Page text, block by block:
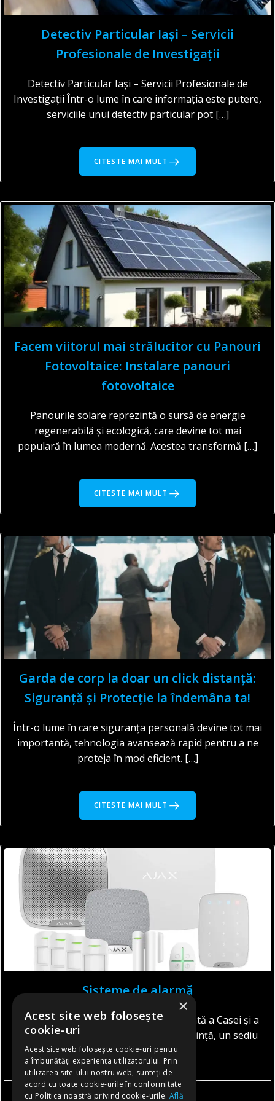
Detectiv Particular Iași – Servicii
Profesionale de Investigații
Detectiv Particular Iași – Servicii Profesionale de
Investigații Într-o lume în care informația este putere,
serviciile unui detectiv particular pot […]
CITESTE MAI MULT
Facem viitorul mai strălucitor cu Panouri
Fotovoltaice: Instalare panouri
fotovoltaice
Panourile solare reprezintă o sursă de energie
regenerabilă și ecologică, care devine tot mai
populară în lumea modernă. Acestea transformă […]
CITESTE MAI MULT
Garda de corp la doar un click distanță:
Siguranță și Protecție la îndemâna ta!
Într-o lume în care siguranța personală devine tot mai
importantă, tehnologia avansează rapid pentru a ne
proteja în mod eficient. […]
CITESTE MAI MULT
Sisteme de alarmă
Sisteme de Alarmă – Protecția Inteligentă a Casei și a
Afacerii Fie că este vorba despre o locuință, un sediu
[…]
CITESTE MAI MULT
×
Acest site web folosește
cookie-uri
Acest site web folosește cookie-uri pentru
a îmbunătăți experiența utilizatorului. Prin
utilizarea site-ului nostru web, sunteți de
acord cu toate cookie-urile în conformitate
cu Politica noastră privind cookie-urile. Află